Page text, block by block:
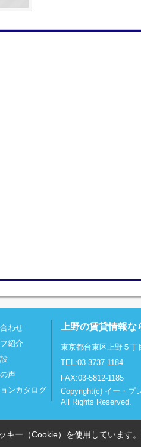
わせ
紹介
声
ンカタログ
上野の賃貸情報
東京都台東区上野５丁
TEL:03-3737-1184
FAX:03-5812-1185
Copyright(c) イー・プ
All Rights Reserved.
キー（Cookie）を使用しています。